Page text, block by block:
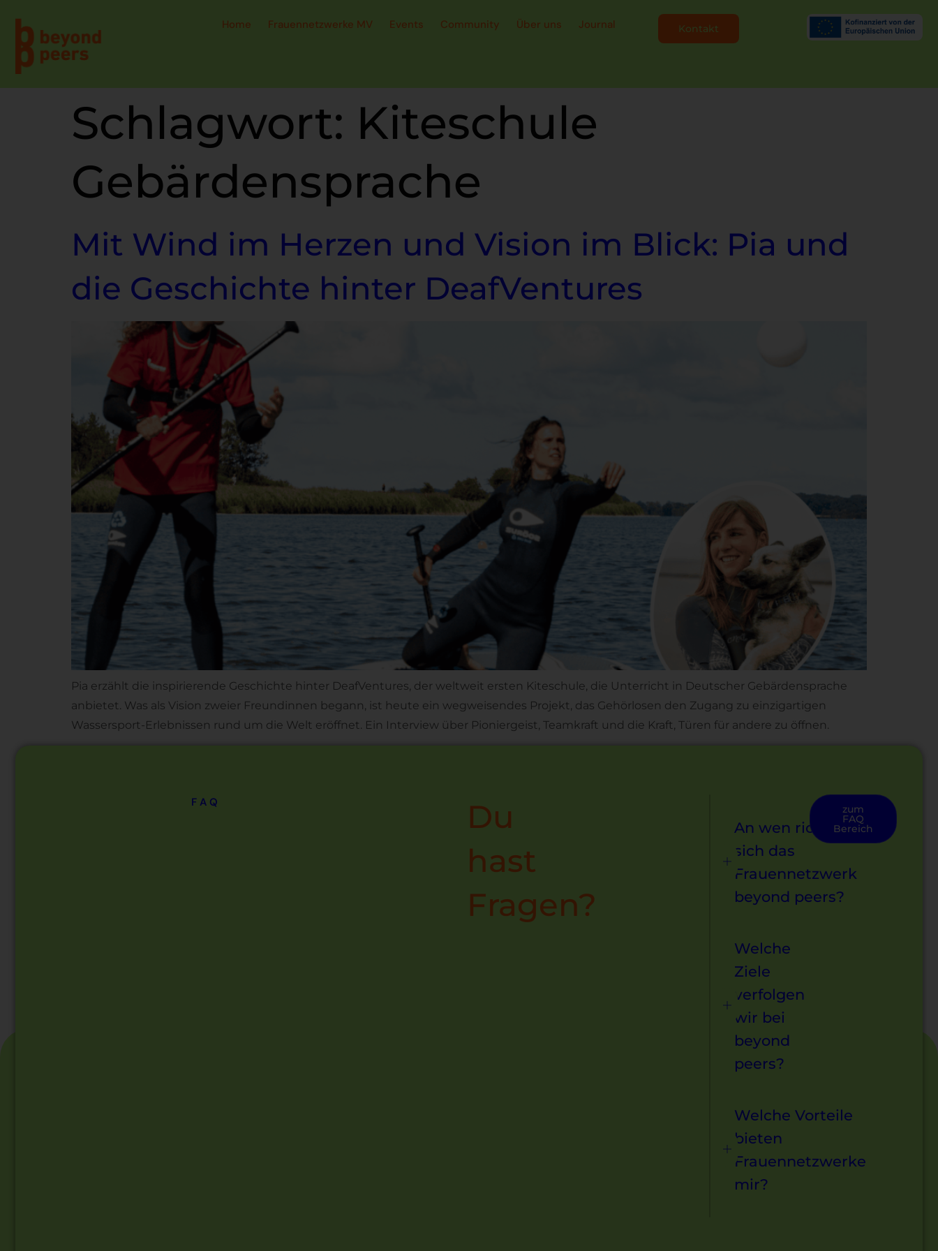
Home Frauennetzwerke MV Events Community Über uns Journal Kontakt
Schlagwort: Kiteschule
Gebärdensprache
Mit Wind im Herzen und Vision im Blick: Pia und
die Geschichte hinter DeafVentures
Pia erzählt die inspirierende Geschichte hinter DeafVentures, der weltweit ersten Kiteschule, die Unterricht in Deutscher Gebärdensprache
anbietet. Was als Vision zweier Freundinnen begann, ist heute ein wegweisendes Projekt, das Gehörlosen den Zugang zu einzigartigen
Wassersport-Erlebnissen rund um die Welt eröffnet. Ein Interview über Pioniergeist, Teamkraft und die Kraft, Türen für andere zu öffnen.
FAQ
Du
hast
Fragen?
An wen richtet
sich das
Frauennetzwerk
beyond peers?
Welche
Ziele
verfolgen
wir bei
beyond
peers?
Welche Vorteile
bieten
Frauennetzwerke
mir?
zum
FAQ
Bereich